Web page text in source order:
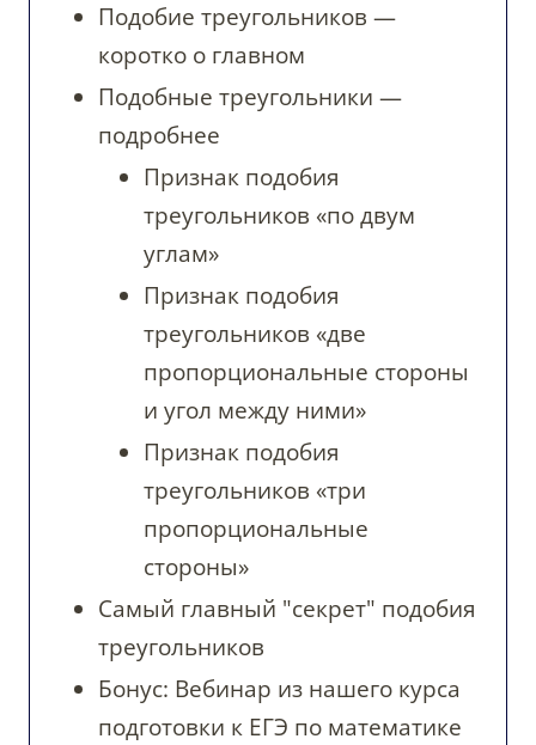
Подобие треугольников —
коротко о главном
Подобные треугольники —
подробнее
Признак подобия
треугольников «по двум
углам»
Признак подобия
треугольников «две
пропорциональные стороны
и угол между ними»
Признак подобия
треугольников «три
пропорциональные
стороны»
Самый главный "секрет" подобия
треугольников
Бонус: Вебинар из нашего курса
подготовки к ЕГЭ по математике